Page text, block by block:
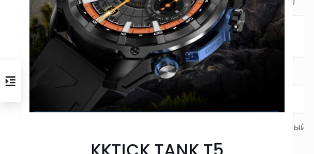
Уровень
водонепроницаемости
IP67
Мастерство Цинковый сплав+IML
Вес продукта
2,0-дюймовый квадратный
TFT-экран высокого